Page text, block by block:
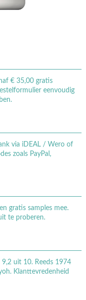
€ 35,00 gratis
eenvoudig
via iDEAL / Wero of
zoals PayPal,
gratis samples mee.
te proberen.
uit 10. Reeds 1974
Klanttevredenheid